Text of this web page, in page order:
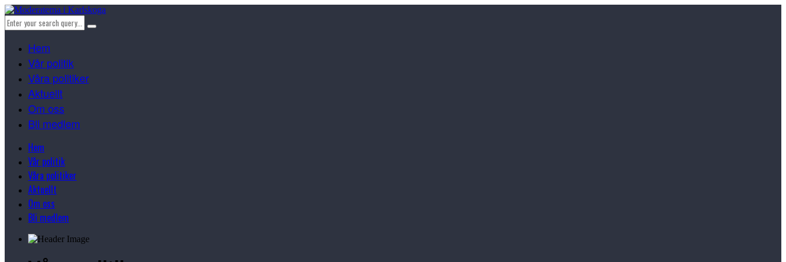
Hem
Vår politik
Våra politiker
Aktuellt
Om oss
Bli medlem
Hem
Vår politik
Våra politiker
Aktuellt
Om oss
Bli medlem